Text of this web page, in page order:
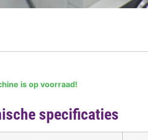
is op voorraad!
specificaties